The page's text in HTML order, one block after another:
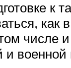
к
как
числе